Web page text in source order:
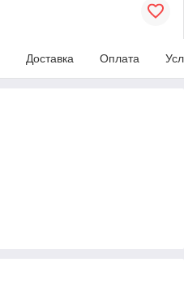
Доставка Оплата